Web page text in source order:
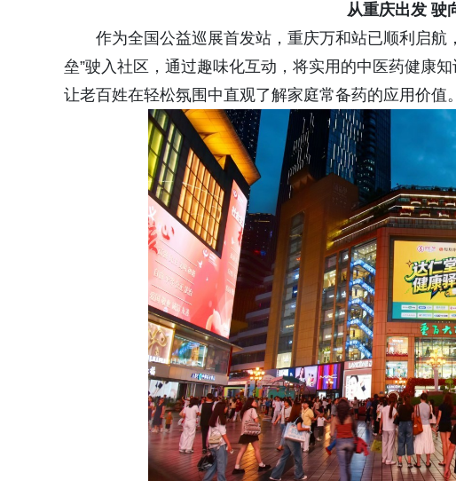
从重庆出发 驶
作为全国公益巡展首发站，重庆万和站已顺利启航
垒”驶入社区，通过趣味化互动，将实用的中医药健康
让老百姓在轻松氛围中直观了解家庭常备药的应用价值。